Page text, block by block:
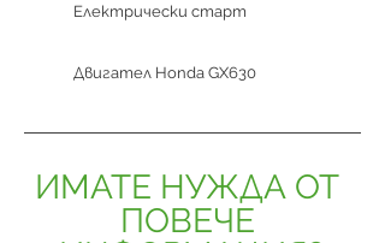
Електрически старт
Двигател Honda GX630
ИМАТЕ НУЖДА ОТ
ПОВЕЧЕ